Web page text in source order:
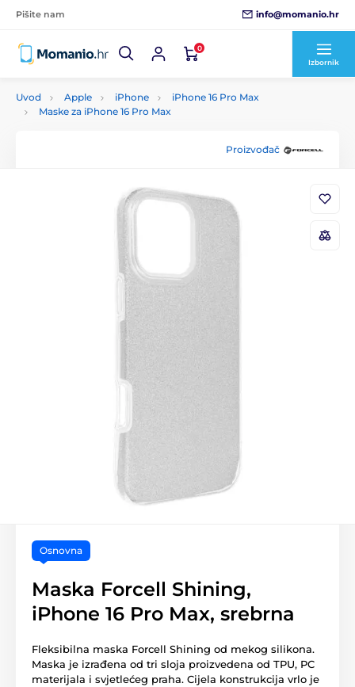
Pišite nam info@momanio.hr
0
Izbornik
Uvod Apple iPhone
iPhone 16 Pro Max
Maske za iPhone 16 Pro Max
Proizvođač
Osnovna
Maska Forcell Shining,
iPhone 16 Pro Max, srebrna
Fleksibilna maska Forcell Shining od mekog silikona.
Maska je izrađena od tri sloja proizvedena od TPU, PC
materijala i svjetlećeg praha. Cijela konstrukcija vrlo je